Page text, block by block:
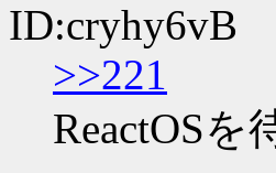
ID:cryhy6vB
>>221
ReactOSを